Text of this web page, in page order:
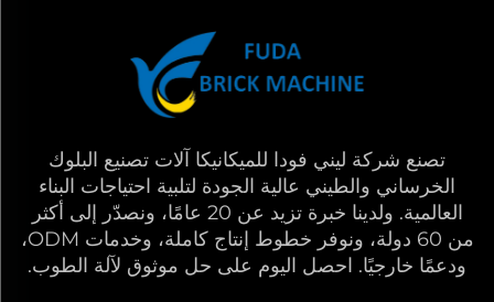
تصنع شركة ليني فودا للميكانيكا آلات تصنيع البلوك
الخرساني والطيني عالية الجودة لتلبية احتياجات البناء
العالمية. ولدينا خبرة تزيد عن 20 عامًا، ونصدّر إلى أكثر
من 60 دولة، ونوفر خطوط إنتاج كاملة، وخدمات ODM،
ودعمًا خارجيًا. احصل اليوم على حل موثوق لآلة الطوب.